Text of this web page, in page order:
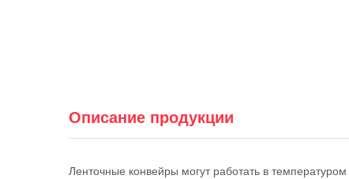
Описание продукции
Ленточные конвейры могут работать в